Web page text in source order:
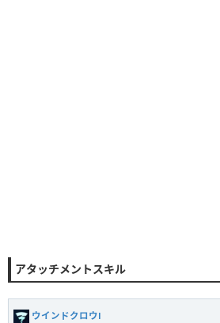
アタッチメントスキル
ウインドクロウⅠ